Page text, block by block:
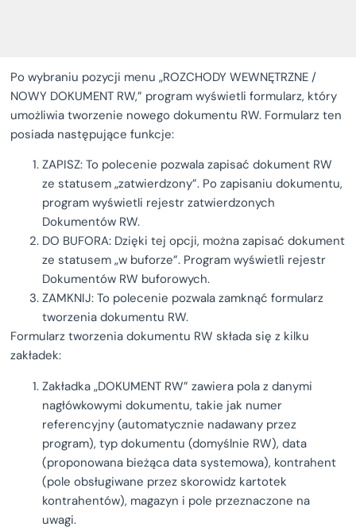
Po wybraniu pozycji menu „ROZCHODY WEWNĘTRZNE /
NOWY DOKUMENT RW,” program wyświetli formularz, który
umożliwia tworzenie nowego dokumentu RW. Formularz ten
posiada następujące funkcje:
ZAPISZ: To polecenie pozwala zapisać dokument RW
ze statusem „zatwierdzony”. Po zapisaniu dokumentu,
program wyświetli rejestr zatwierdzonych
Dokumentów RW.
DO BUFORA: Dzięki tej opcji, można zapisać dokument
ze statusem „w buforze”. Program wyświetli rejestr
Dokumentów RW buforowych.
ZAMKNIJ: To polecenie pozwala zamknąć formularz
tworzenia dokumentu RW.
Formularz tworzenia dokumentu RW składa się z kilku
zakładek:
Zakładka „DOKUMENT RW” zawiera pola z danymi
nagłówkowymi dokumentu, takie jak numer
referencyjny (automatycznie nadawany przez
program), typ dokumentu (domyślnie RW), data
(proponowana bieżąca data systemowa), kontrahent
(pole obsługiwane przez skorowidz kartotek
kontrahentów), magazyn i pole przeznaczone na
uwagi.